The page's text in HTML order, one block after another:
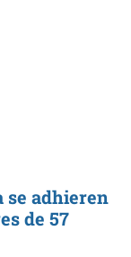
se adhieren
de 57